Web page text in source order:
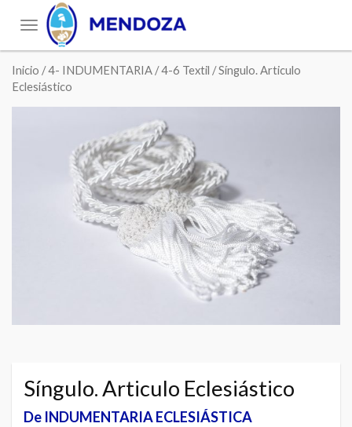
Toggle
navigation
Inicio /4- INDUMENTARIA /4-6 Textil / Síngulo. Articulo
Eclesiástico
Síngulo. Articulo Eclesiástico
De INDUMENTARIA ECLESIÁSTICA